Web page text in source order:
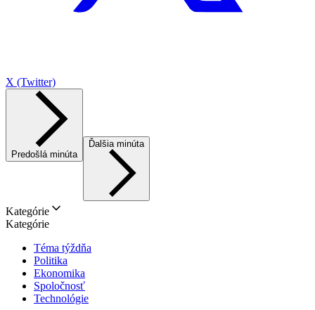
X (Twitter)
Predošlá minúta
Ďalšia minúta
Kategórie
Kategórie
Téma týždňa
Politika
Ekonomika
Spoločnosť
Technológie